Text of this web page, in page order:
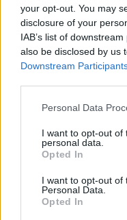
your opt-out. You may
disclosure of your
IAB’s list of
also be disclosed by us
Downstream
Please note that this
not limited to your visit
grant or deny consent
use your data for below
consent section.
Personal Data
I want to opt-out of
personal data.
Opted In
I want to opt-out of
Personal Data.
Opted In
05/08/2026
Ισόπαλο το πρωτο
Ουρμπίνο
Προς στρατηγική
Πρώτο δυνατό τεστ
εδάφους με Σουηδία